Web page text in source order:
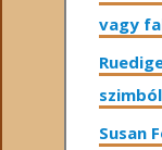
vagy
Susan